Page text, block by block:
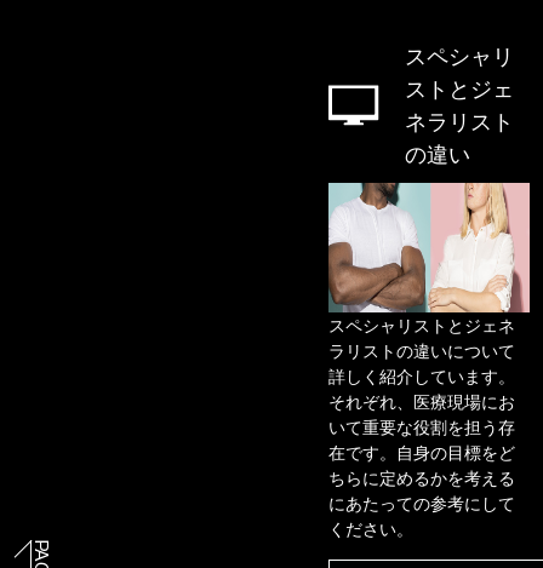
スペシャリ
ストとジェ
ネラリスト
の違い
スペシャリストとジェネ
ラリストの違いについて
詳しく紹介しています。
それぞれ、医療現場にお
いて重要な役割を担う存
在です。自身の目標をど
ちらに定めるかを考える
にあたっての参考にして
ください。